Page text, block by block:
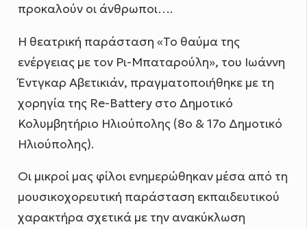
προκαλούν οι άνθρωποι….
H θεατρική παράσταση «Το θαύμα της
ενέργειας με τον Ρι-Μπαταρούλη», του Ιωάννη
Έντγκαρ Αβετικιάν, πραγματοποιήθηκε με τη
χορηγία της Re-Battery στο Δημοτικό
Κολυμβητήριο Ηλιούπολης (8o & 17o Δημοτικό
Ηλιούπολης).
Οι μικροί μας φίλοι ενημερώθηκαν μέσα από τη
μουσικοχορευτική παράσταση εκπαιδευτικού
χαρακτήρα σχετικά με την ανακύκλωση